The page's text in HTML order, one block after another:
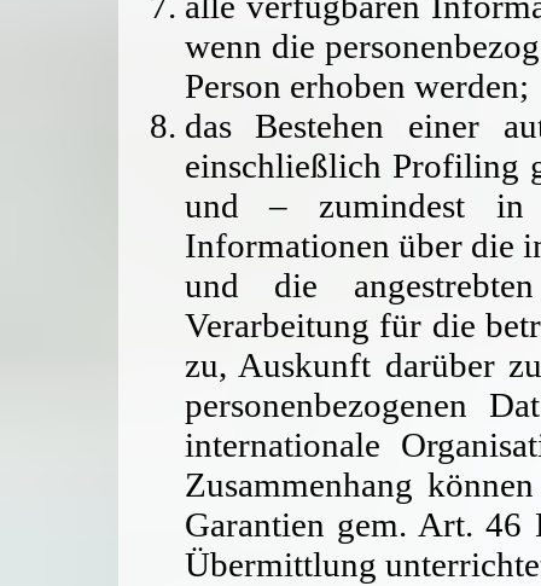
wenn die
Person erhoben werden;
das Bestehen einer
einschließlich Profiling
und – zumindest in
Informationen über die
und die
Verarbeitung für die
zu, Auskunft darüber
personenbezogenen
internationale
Zusammenhang
Garantien gem. Art. 46
Übermittlung